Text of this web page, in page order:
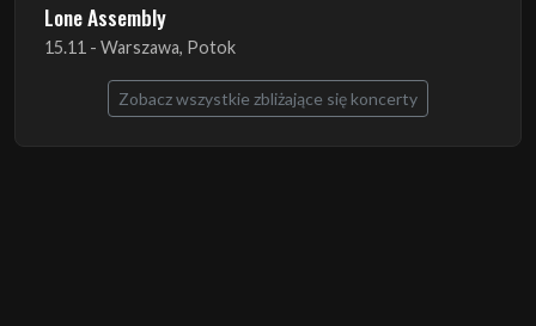
Lone Assembly
15.11 - Warszawa, Potok
Zobacz wszystkie zbliżające się koncerty